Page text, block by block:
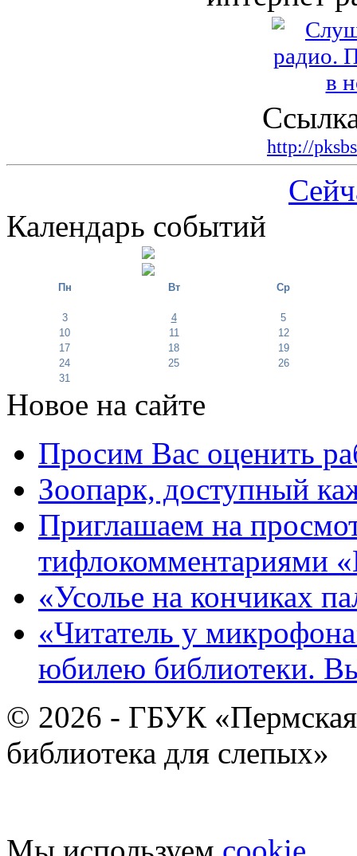
http://
Календарь событий
Пн Вт Ср
3 4
5
10
11
12
17
18
19
24
25
26
31
Новое на сайте
Просим Вас оценить
Зоопарк, доступный
Приглашаем на
тифлокомментариями
«Усолье на кончиках
«Читатель у
юбилею библиотеки.
© 2026 - ГБУК «Пермская
библиотека для слепых»